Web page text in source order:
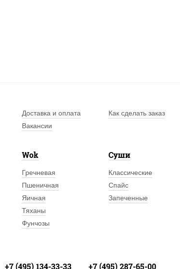
Доставка и оплата Как сделать заказ
Вакансии
Wok
Гречневая
Пшеничная
Яичная
Тяханы
Фунчозы
Суши
Классические
Спайс
Запеченные
+7 (495) 134-33-33 +7 (495) 287-65-00